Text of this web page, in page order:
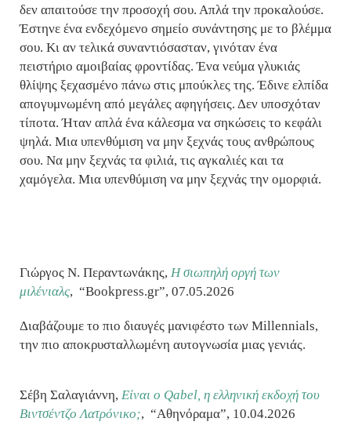
δεν απαιτούσε την προσοχή σου. Απλά την προκαλούσε.
Έστηνε ένα ενδεχόμενο σημείο συνάντησης με το βλέμμα
σου. Κι αν τελικά συναντιόσασταν, γινόταν ένα
πειστήριο αμοιβαίας φροντίδας. Ένα νεύμα γλυκιάς
θλίψης ξεχασμένο πάνω στις μπούκλες της. Έδινε ελπίδα
απογυμνωμένη από μεγάλες αφηγήσεις. Δεν υποσχόταν
τίποτα. Ήταν απλά ένα κάλεσμα να σηκώσεις το κεφάλι
ψηλά. Μια υπενθύμιση να μην ξεχνάς τους ανθρώπους
σου. Να μην ξεχνάς τα φιλιά, τις αγκαλιές και τα
χαμόγελα. Μια υπενθύμιση να μην ξεχνάς την ομορφιά.
Γιώργος Ν. Περαντωνάκης, Η σιωπηλή οργή των
μιλένιαλς, “Bookpress.gr”, 07.05.2026
Διαβάζουμε το πιο διαυγές μανιφέστο των Millennials,
την πιο αποκρυσταλλωμένη αυτογνωσία μιας γενιάς.
Σέβη Σαλαγιάννη, Είναι ο Qabel, η ελληνική εκδοχή του
Βιντσέντζο Λατρόνικο;, “Αθηνόραμα”, 10.04.2026